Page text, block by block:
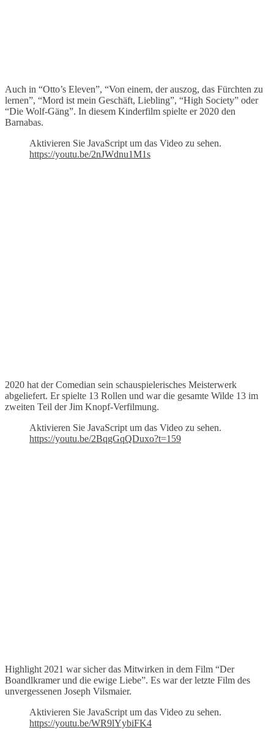
Auch in “Otto’s Eleven”, “Von einem, der auszog, das Fürchten zu
lernen”, “Mord ist mein Geschäft, Liebling”, “High Society” oder
“Die Wolf-Gäng”. In diesem Kinderfilm spielte er 2020 den
Barnabas.
Aktivieren Sie JavaScript um das Video zu sehen.
https://youtu.be/2nJWdnu1M1s
2020 hat der Comedian sein schauspielerisches Meisterwerk
abgeliefert. Er spielte 13 Rollen und war die gesamte Wilde 13 im
zweiten Teil der Jim Knopf-Verfilmung.
Aktivieren Sie JavaScript um das Video zu sehen.
https://youtu.be/2BqgGqQDuxo?t=159
Highlight 2021 war sicher das Mitwirken in dem Film “Der
Boandlkramer und die ewige Liebe”. Es war der letzte Film des
unvergessenen Joseph Vilsmaier.
Aktivieren Sie JavaScript um das Video zu sehen.
https://youtu.be/WR9lYybiFK4